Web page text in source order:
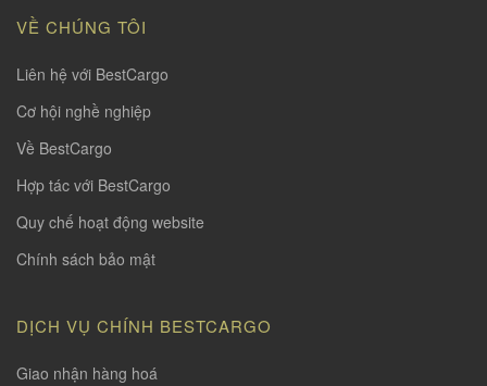
VỀ CHÚNG TÔI
Liên hệ với BestCargo
Cơ hội nghề nghiệp
Về BestCargo
Hợp tác với BestCargo
Quy chế hoạt động website
Chính sách bảo mật
DỊCH VỤ CHÍNH BESTCARGO
Giao nhận hàng hoá